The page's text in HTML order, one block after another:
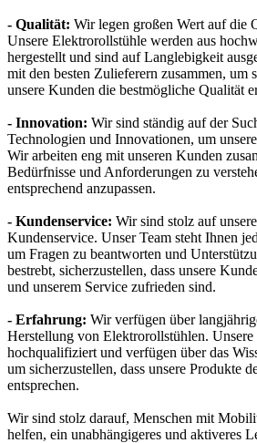
- Qualität: Wir legen großen Wert auf die
Unsere Elektrorollstühle werden aus
hergestellt und sind auf Langlebigkeit
mit den besten Zulieferern zusammen, um
unsere Kunden die bestmögliche Qualität
- Innovation: Wir sind ständig auf der
Technologien und Innovationen, um
Wir arbeiten eng mit unseren Kunden
Bedürfnisse und Anforderungen zu
entsprechend anzupassen.
- Kundenservice: Wir sind stolz auf
Kundenservice. Unser Team steht Ihnen
um Fragen zu beantworten und
bestrebt, sicherzustellen, dass unsere
und unserem Service zufrieden sind.
- Erfahrung: Wir verfügen über
Herstellung von Elektrorollstühlen.
hochqualifiziert und verfügen über das
um sicherzustellen, dass unsere Produkte
entsprechen.
Wir sind stolz darauf, Menschen mit
helfen, ein unabhängigeres und aktiveres